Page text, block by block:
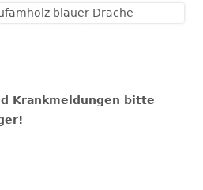
Krankmeldungen bitte